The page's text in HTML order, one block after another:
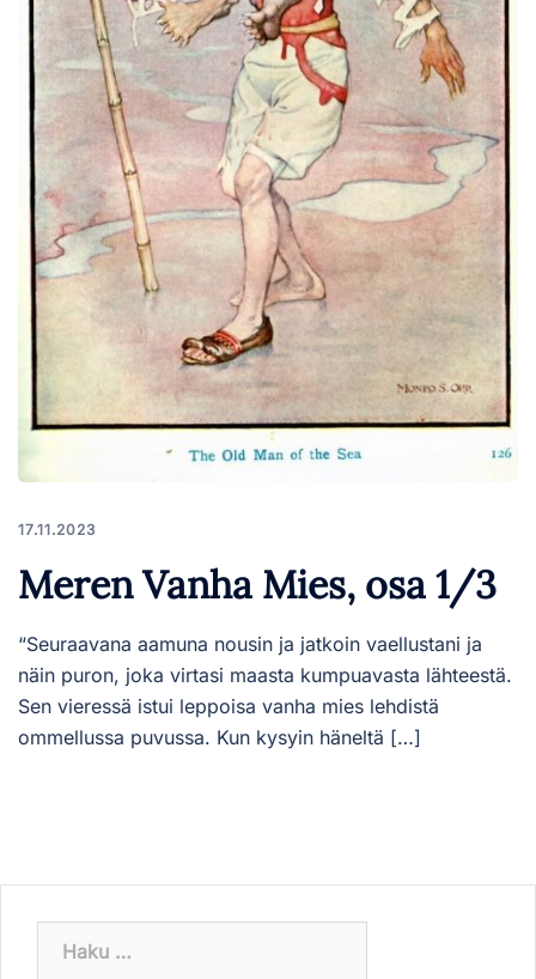
17.11.2023
Meren Vanha Mies, osa 1/3
“Seuraavana aamuna nousin ja jatkoin vaellustani ja
näin puron, joka virtasi maasta kumpuavasta lähteestä.
Sen vieressä istui leppoisa vanha mies lehdistä
ommellussa puvussa. Kun kysyin häneltä […]